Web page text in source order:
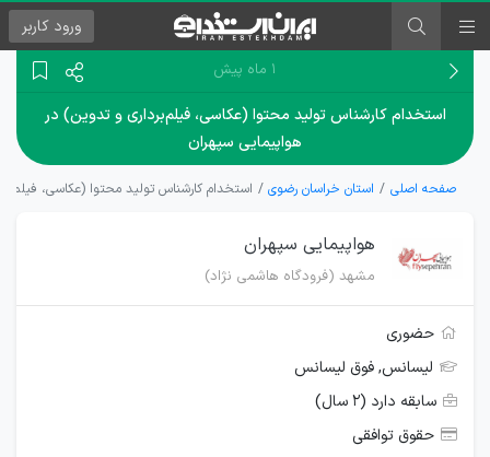
ورود کاربر
۱ ماه پیش
استخدام کارشناس تولید محتوا (عکاسی، فیلم‌برداری و تدوین) در
هواپیمایی سپهران
صفحه اصلی استان خراسان رضوی استخدام کارشناس تولید محتوا (عکاسی،
هواپیمایی سپهران
مشهد (فرودگاه هاشمی نژاد)
حضوری
لیسانس, فوق لیسانس
سابقه دارد (۲ سال)
حقوق توافقی